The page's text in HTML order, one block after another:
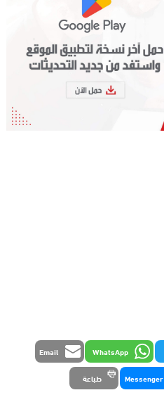
WhatsApp
Email
Messenger طباعة